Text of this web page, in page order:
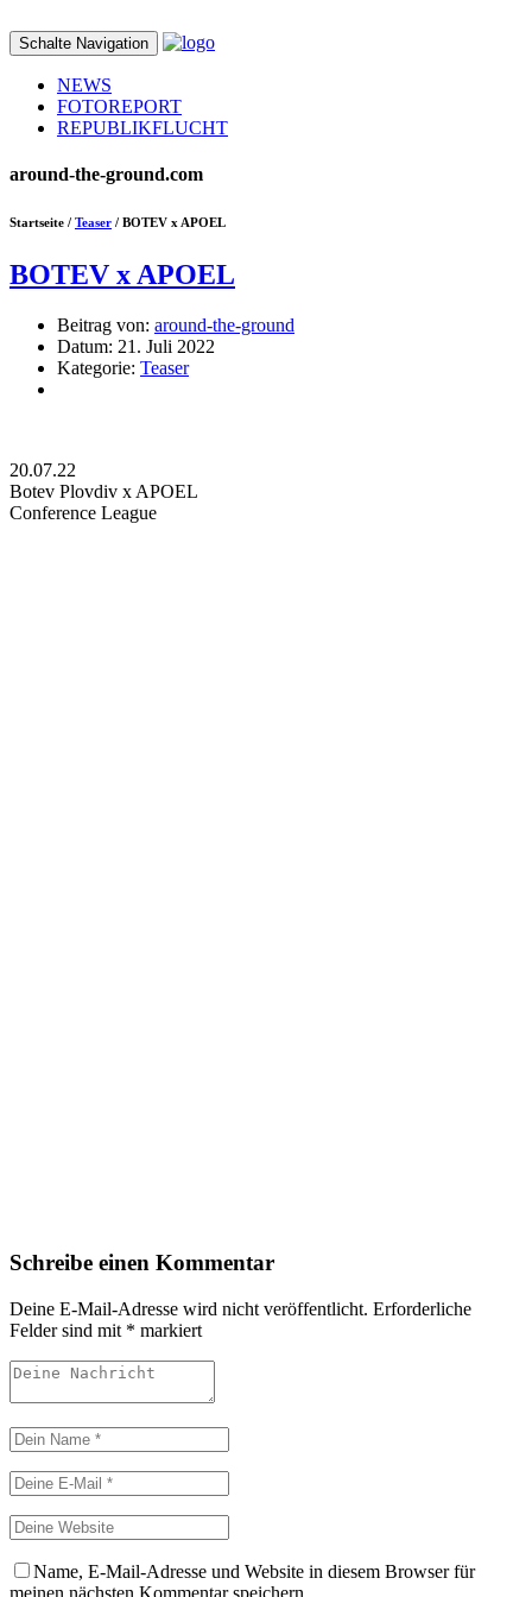
Schalte Navigation
NEWS
FOTOREPORT
REPUBLIKFLUCHT
around-the-ground.com
Startseite / Teaser / BOTEV x APOEL
BOTEV x APOEL
Beitrag von: around-the-ground
Datum: 21. Juli 2022
Kategorie: Teaser
20.07.22
Botev Plovdiv x APOEL
Conference League
Schreibe einen Kommentar
Deine E-Mail-Adresse wird nicht veröffentlicht. Erforderliche
Felder sind mit * markiert
Name, E-Mail-Adresse und Website in diesem Browser für
meinen nächsten Kommentar speichern.